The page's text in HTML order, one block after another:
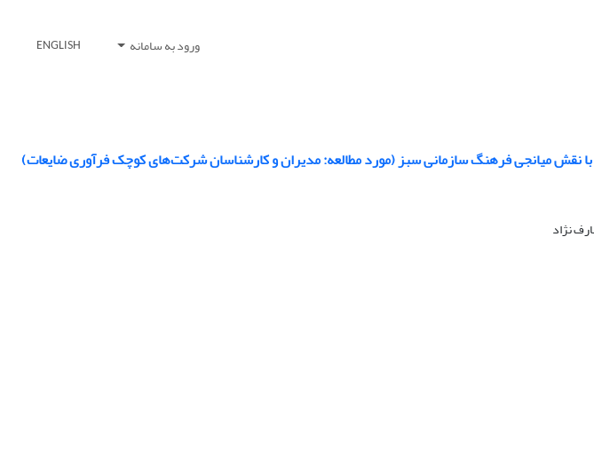
ورود به سامانه ENGLISH
با نقش میانجی فرهنگ سازمانی سبز (مورد مطالعه: مدیران و کارشناسان شرکت‌های کوچک فرآوری ضایعات)
نژاد